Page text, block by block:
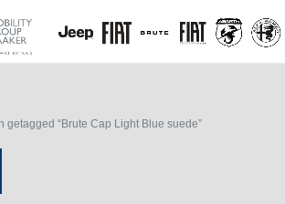
getagged “Brute Cap Light Blue suede”